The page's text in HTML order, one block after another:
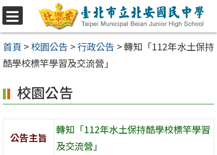
選
單
跳
至
主
要
容
區
首頁 >校園公告 >行政公告 >轉知「112年水土保持
酷學校標竿學習及交流營」
校園公告
公告主旨
轉知「112年水土保持酷學校標竿學習
及交流營」